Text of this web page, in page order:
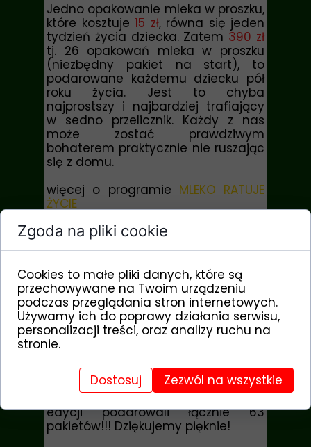
Jedno opakowanie mleka w proszku,
które kosztuje 15 zł, równa się jeden
tydzień życia dziecka. Zatem 390 zł
tj. 26 opakowań mleka w proszku
(niezbędny pakiet na start), to
podarowane każdemu dziecku pół
roku życia. Jest to chyba
najprostszy i najbardziej trafiający
w sedno przelicznik. Każdy z nas
może zostać prawdziwym
bohaterem praktycznie nie ruszając
się z domu.
więcej o programie MLEKO RATUJE
ŻYCIE
* * * * *
Zarząd fundacji przyznał imienne
certyfikaty dla Darczyńców, którzy
wzięli udział w IV edycji akcji „Jedno
człowieczeństwo”, polegającej na
podarowaniu przynajmniej 1 pakietu
dziecka.
Ludzie Pięknych Serce podczas IV
edycji podarowali łącznie 63
pakietów!!! Dziękujemy pięknie!
Zgoda na pliki cookie
Cookies to małe pliki danych, które są
przechowywane na Twoim urządzeniu
podczas przeglądania stron internetowych.
Używamy ich do poprawy działania serwisu,
personalizacji treści, oraz analizy ruchu na
stronie.
Dostosuj Zezwól na wszystkie